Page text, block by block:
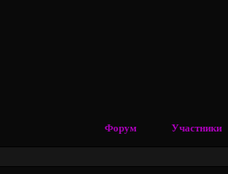
Форум Участники